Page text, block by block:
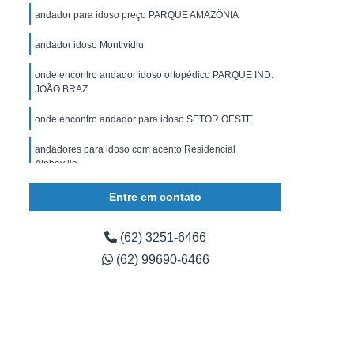
Muleta de Braço
Regulável
Joelho
de Joelho
órtese para Extensão de Joelho
para Joelho
andador para idoso preço PARQUE AMAZÔNIA
andador idoso Montividiu
onde encontro andador idoso ortopédico PARQUE IND.
JOÃO BRAZ
onde encontro andador para idoso SETOR OESTE
andadores para idoso com acento Residencial
Alphaville
andadores idoso JataíEntre em contato
(62) 3251-6466
(62) 99690-6466